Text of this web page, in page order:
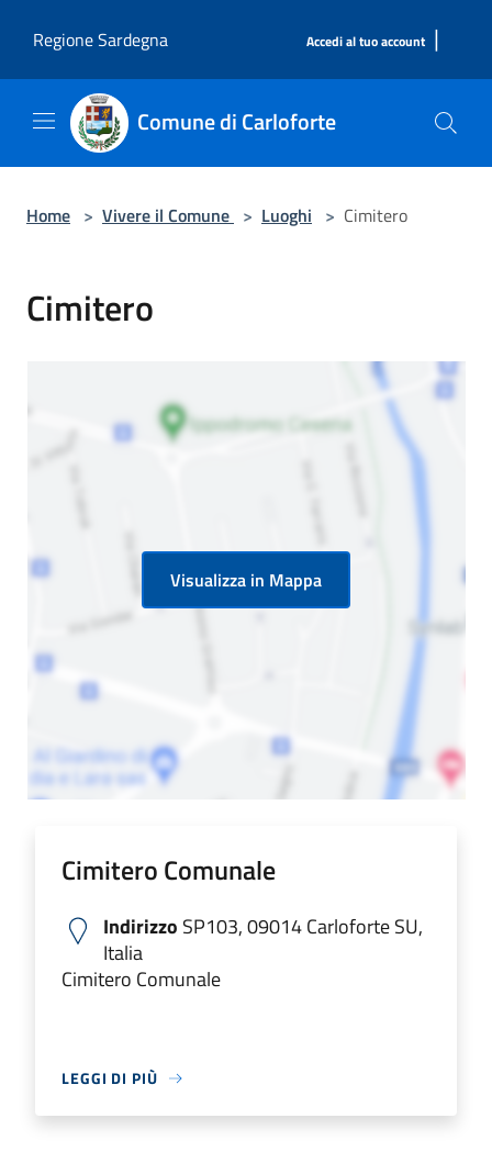
Regione Sardegna
Accedi al tuo account |
Comune di Carloforte
Home > Vivere il Comune > Luoghi > Cimitero
Cimitero
Visualizza in Mappa
Cimitero Comunale
Indirizzo SP103, 09014 Carloforte SU,
Italia
Cimitero Comunale
LEGGI DI PIÙ